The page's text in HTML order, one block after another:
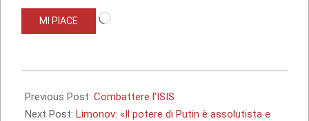
MI PIACE
06-
07
Previous Post: Combattere l’ISIS
Next Post: Limonov: «Il potere di Putin è assolutista e